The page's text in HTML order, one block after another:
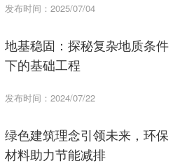
发布时间：2025/07/04
地基稳固：探秘复杂地质条件
下的基础工程
发布时间：2024/07/22
绿色建筑理念引领未来，环保
材料助力节能减排